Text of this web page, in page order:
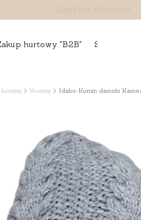
hurtowy "B2B" Skontaktuj
Kominy Idaho-Komin damski